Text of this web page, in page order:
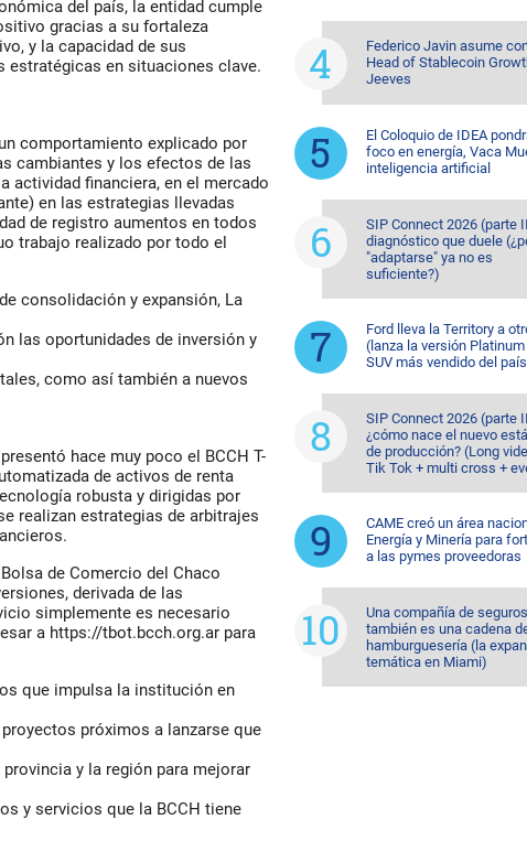
del país, la entidad cumple
gracias a su fortaleza
y la capacidad de sus
estratégicas en situaciones clave.
comportamiento explicado por
cambiantes y los efectos de las
actividad financiera, en el mercado
en las estrategias llevadas
de registro aumentos en todos
trabajo realizado por todo el
consolidación y expansión, La
las oportunidades de inversión y
como así también a nuevos
hace muy poco el BCCH T-
de activos de renta
robusta y dirigidas por
realizan estrategias de arbitrajes
de Comercio del Chaco
derivada de las
simplemente es necesario
a https://tbot.bcch.org.ar para
que impulsa la institución en
próximos a lanzarse que
y la región para mejorar
y servicios que la BCCH tiene
Federico Javin asume
Head of Stablecoin
Jeeves
El Coloquio de IDEA
foco en energía, Vaca
inteligencia artificial
SIP Connect 2026 (parte
diagnóstico que duele
"adaptarse" ya no es
suficiente?)
Ford lleva la Territory a
(lanza la versión Platinum
SUV más vendido del
SIP Connect 2026 (parte
¿cómo nace el nuevo
de producción? (Long
Tik Tok + multi cross +
CAME creó un área
Energía y Minería para
a las pymes proveedoras
Una compañía de
también es una cadena
hamburguesería (la
temática en Miami)